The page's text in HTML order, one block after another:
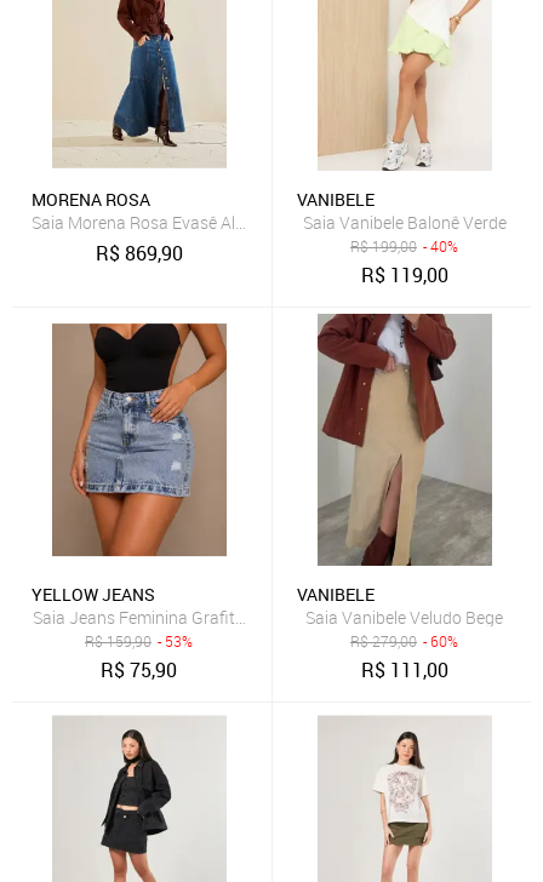
MORENA ROSA
Saia Morena Rosa Evasê Alta Midi - Azul
R$869,90
VANIBELE
Saia Vanibele Balonê Verde
R$199,00 - 40%
R$ 119,00
YELLOW JEANS
Saia Jeans Feminina Grafite Mini Yellow Jeans
R$159,90 - 53%
R$75,90
VANIBELE
Saia Vanibele Veludo Bege
R$279,00 - 60%
R$ 111,00